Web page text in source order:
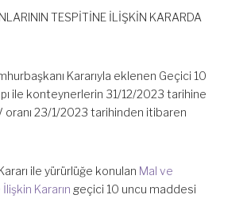
TESPİTİNE İLİŞKİN KARARDA
Kararıyla eklenen Geçici 10
ile konteynerlerin 31/12/2023 tarihine
oranı 23/1/2023 tarihinden itibaren
ile yürürlüğe konulan Mal ve
Kararın geçici 10 uncu maddesi